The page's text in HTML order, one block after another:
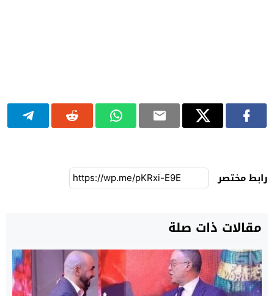
رابط مختصر
مقالات ذات صلة